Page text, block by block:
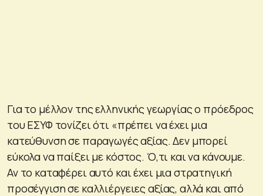
Για το μέλλον της ελληνικής γεωργίας ο πρόεδρος
του ΕΣΥΦ τονίζει ότι «πρέπει να έχει μια
κατεύθυνση σε παραγωγές αξίας. Δεν μπορεί
εύκολα να παίξει με κόστος. Ό,τι και να κάνουμε.
Αν το καταφέρει αυτό και έχει μια στρατηγική
προσέγγιση σε καλλιέργειες αξίας, αλλά και από